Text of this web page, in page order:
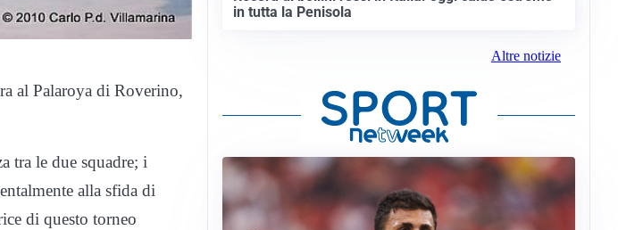
al Palaroya di Roverino,
tra le due squadre; i
alla sfida di
di questo torneo
in tutta la Penisola
Altre notizie